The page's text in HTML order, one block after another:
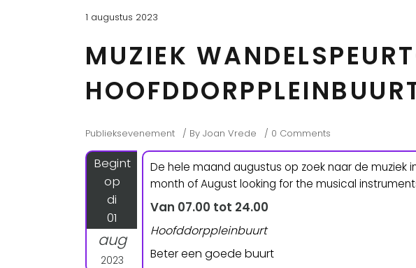
1 augustus 2023
MUZIEK
Publieksevenement By Joan Vrede 0 Comments
Begint
op
di
01
aug
2023
De hele maand augustus op zoek naar de muziek
month of August looking for the musical
Van 07.00 tot 24.00
Hoofddorppleinbuurt
Beter een goede buurt